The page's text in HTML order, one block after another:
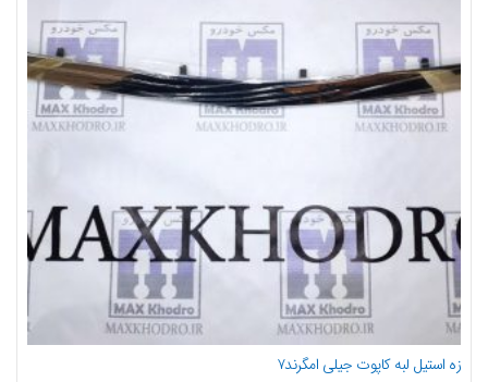
زه استیل لبه کاپوت جیلی امگرند۷